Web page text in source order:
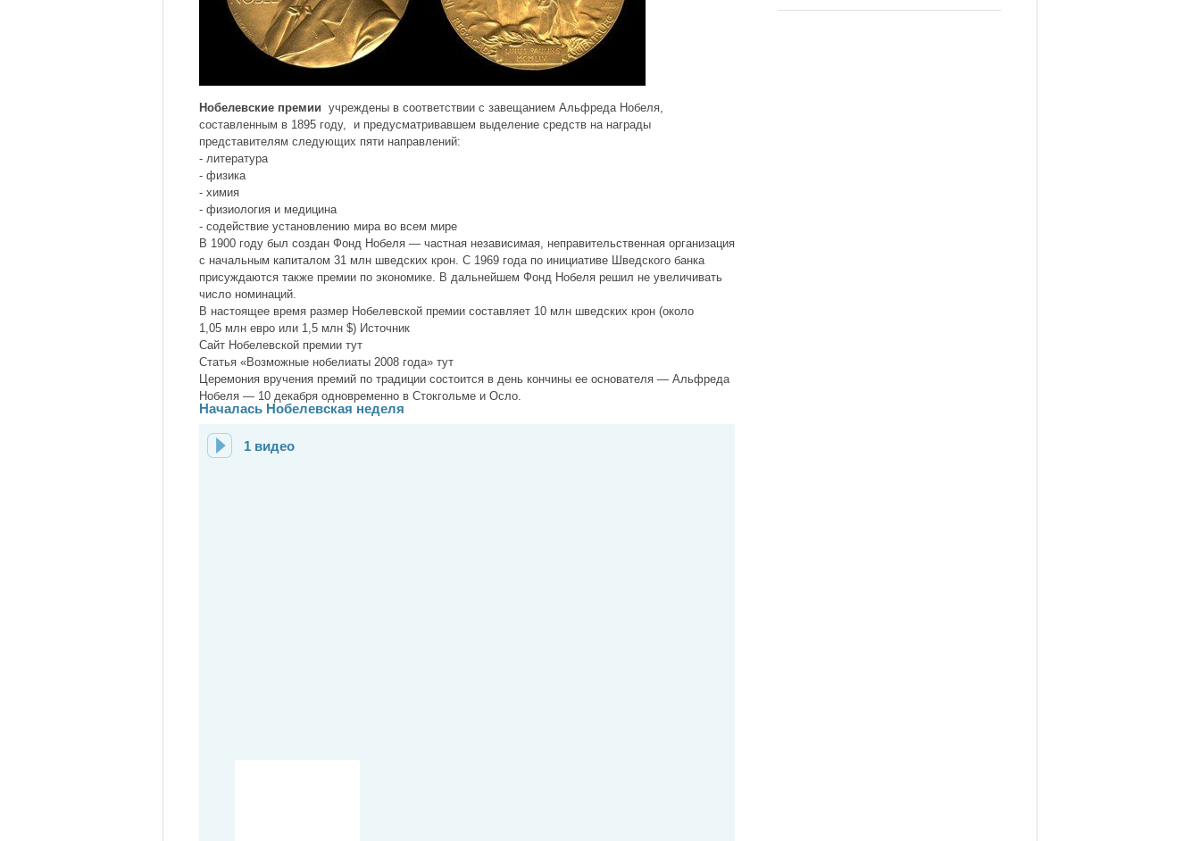
Нобелевские премии учреждены в соответствии с завещанием Альфреда Нобеля,
составленным в 1895 году, и предусматривавшем выделение средств на награды
представителям следующих пяти направлений:
- литература
- физика
- химия
- физиология и медицина
- содействие установлению мира во всем мире
В 1900 году был создан Фонд Нобеля — частная независимая, неправительственная организация
с начальным капиталом 31 млн шведских крон. С 1969 года по инициативе Шведского банка
присуждаются также премии по экономике. В дальнейшем Фонд Нобеля решил не увеличивать
число номинаций.
В настоящее время размер Нобелевской премии составляет 10 млн шведских крон (около
1,05 млн евро или 1,5 млн $) Источник
Сайт Нобелевской премии тут
Статья «Возможные нобелиаты 2008 года» тут
Церемония вручения премий по традиции состоится в день кончины ее основателя — Альфреда
Нобеля — 10 декабря одновременно в Стокгольме и Осло.
Началась Нобелевская неделя
1 видео